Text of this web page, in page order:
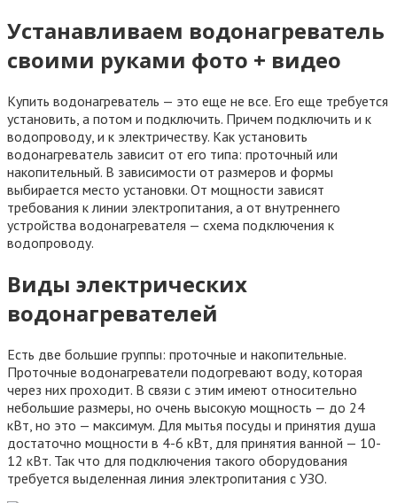
Устанавливаем водонагреватель
своими руками фото + видео
Купить водонагреватель — это еще не все. Его еще требуется
установить, а потом и подключить. Причем подключить и к
водопроводу, и к электричеству. Как установить
водонагреватель зависит от его типа: проточный или
накопительный. В зависимости от размеров и формы
выбирается место установки. От мощности зависят
требования к линии электропитания, а от внутреннего
устройства водонагревателя — схема подключения к
водопроводу.
Виды электрических
водонагревателей
Есть две большие группы: проточные и накопительные.
Проточные водонагреватели подогревают воду, которая
через них проходит. В связи с этим имеют относительно
небольшие размеры, но очень высокую мощность — до 24
кВт, но это — максимум. Для мытья посуды и принятия душа
достаточно мощности в 4-6 кВт, для принятия ванной — 10-
12 кВт. Так что для подключения такого оборудования
требуется выделенная линия электропитания с УЗО.